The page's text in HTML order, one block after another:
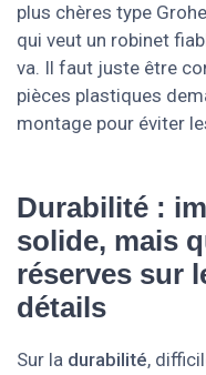
plus chères type
qui veut un robinet
va. Il faut juste être
pièces plastiques
montage pour éviter
Durabilité :
solide, mais
réserves sur
détails
Sur la durabilité,